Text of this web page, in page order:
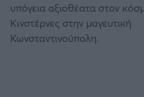
υπόγεια αξιοθέατα στον
Κινστέρνες στην μαγευτική
Κωνσταντινούπολη.